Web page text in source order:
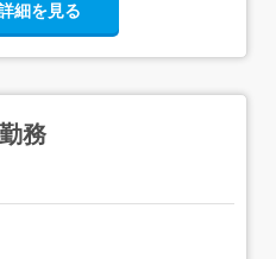
細を見る
務